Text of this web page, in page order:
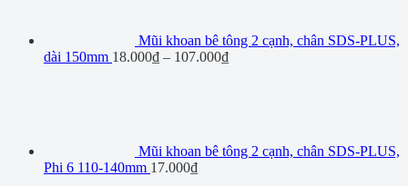
Mũi khoan bê tông 2 cạnh, chân SDS-PLUS,
dài 150mm 18.000₫ – 107.000₫
Mũi khoan bê tông 2 cạnh, chân SDS-PLUS,
Phi 6 110-140mm 17.000₫